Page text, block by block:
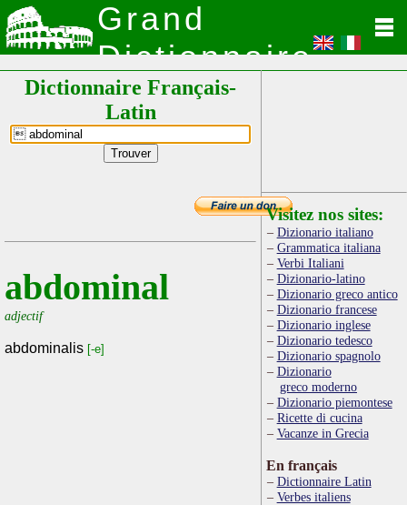
Grand
Dictionnaire
Latin
Dictionnaire Français-
Latin
abdominal
adjectif
abdominalis [-e]
Visitez nos sites:
Dizionario italiano
Grammatica italiana
Verbi Italiani
Dizionario-latino
Dizionario greco antico
Dizionario francese
Dizionario inglese
Dizionario tedesco
Dizionario spagnolo
Dizionario
greco moderno
Dizionario piemontese
Ricette di cucina
Vacanze in Grecia
En français
Dictionnaire Latin
Verbes italiens